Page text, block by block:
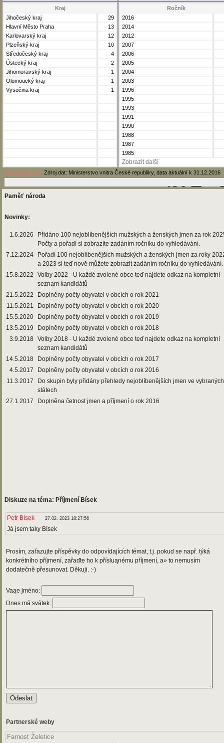
Kraj
Jihočeský kraj
29
Hlavní Město Praha
13
Karlovarský kraj
12
Plzeňský kraj
10
Středočeský kraj
4
Ústecký kraj
2
Jihomoravský kraj
1
Olomoucký kraj
1
Vysočina kraj
1
Ročník
2016
2014
2012
2007
2006
2005
2004
2003
1996
1995
1993
1991
1990
1988
1987
1985
Zobrazit další
Verze pro tisk Zdroj dat: Ministerstvo vnitra České republiky, data aktuální k 31.12.2016
Paměť národa
Novinky:
1.6.2026
Přidáno 100 nejoblíbenějších mužských a ženských jmen za rok
Počty a pořadí si zobrazíte zadáním ročníku do vyhledávání.
7.12.2024
Pořadí 100 nejoblíbenějších mužských a ženských jmen za roky
a 2023 si teď nově můžete zobrazit zadáním ročníku do vyhledávání.
15.8.2022
Volby 2022 - U každé zvolené obce teď najdete odkaz na kompletní
seznam kandidátů
21.5.2022
Doplněny počty obyvatel v obcích o rok 2021
11.5.2021
Doplněny počty obyvatel v obcích o rok 2020
15.5.2020
Doplněny počty obyvatel v obcích o rok 2019
13.5.2019
Doplněny počty obyvatel v obcích o rok 2018
3.9.2018 Volby 2018 - U každé zvolené obce teď najdete odkaz na kompletní
seznam kandidátů
14.5.2018
Doplněny počty obyvatel v obcích o rok 2017
4.5.2017
Doplněny počty obyvatel v obcích o rok 2016
11.3.2017
Do skupin byly přidány přehledy nejoblíbenějších jmen ve vybraných
státech
27.1.2017
Doplněna četnost jmen a příjmení o rok 2016
Diskuze na téma: Příjmení Bísek
Petr Bísek 27.02. 2023 18:27:56
Já jsem taky Bísek
Prosím, zařazujte příspěvky do odpovídajících témat, t.j. pokud se např. týká
konkrétního příjmení, zařaďte ho k přísluąnému příjmení, a» to nemusím
dodatečně přesunovat. Děkuji. :-)
Vaąe jméno:
Dnes má svátek:
Partnerské weby
Farnost Želetice